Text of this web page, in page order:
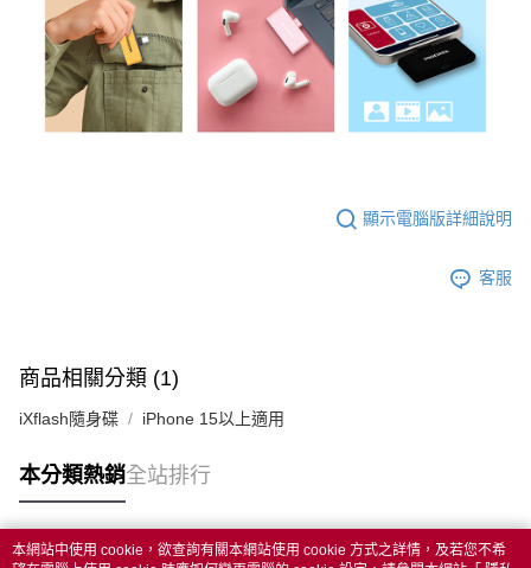
顯示電腦版詳細說明
客服
商品相關分類 (1)
iXflash隨身碟 iPhone 15以上適用
本分類熱銷全站排行
本網站中使用 cookie，欲查詢有關本網站使用 cookie 方式之詳情，及若您不希